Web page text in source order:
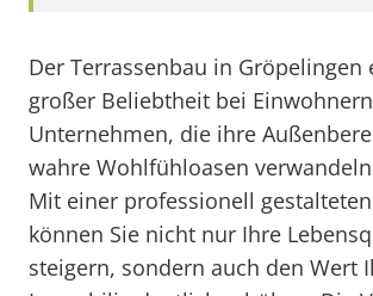
Der Terrassenbau in Gröpelingen
großer Beliebtheit bei
Unternehmen, die ihre
wahre Wohlfühloasen
Mit einer professionell
können Sie nicht nur Ihre
steigern, sondern auch den Wert